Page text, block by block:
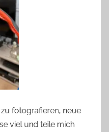
fotografieren, neue
viel und teile mich